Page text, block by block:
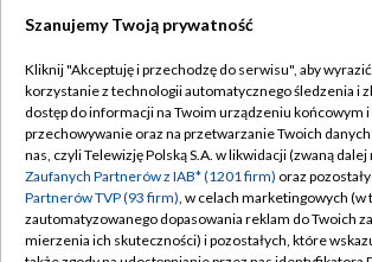
TVP
Abonament TVP
Emisja w TVP
Centrum informacji TVP
Naziemna Telewizja Cyfrowa
Regulamin TVP
Polityka prywatności
Moje zgody
Pomoc
Szanujemy Twoją prywatność
Kliknij "Akceptuję i przechodzę do serwisu", aby
korzystanie z technologii automatycznego śledzenia i
dostęp do informacji na Twoim urządzeniu końcowym i
przechowywanie oraz na przetwarzanie Twoich
nas, czyli Telewizję Polską S.A. w likwidacji (zwaną dalej
Zaufanych Partnerów z IAB* (1201 firm) oraz
Partnerów TVP (93 firm), w celach marketingowych (w
zautomatyzowanego dopasowania reklam do Twoich
mierzenia ich skuteczności) i pozostałych, które